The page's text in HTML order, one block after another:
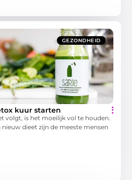
GEZONDHEID
kuur starten
volgt, is het moeilijk vol te houden.
nieuw dieet zijn de meeste mensen